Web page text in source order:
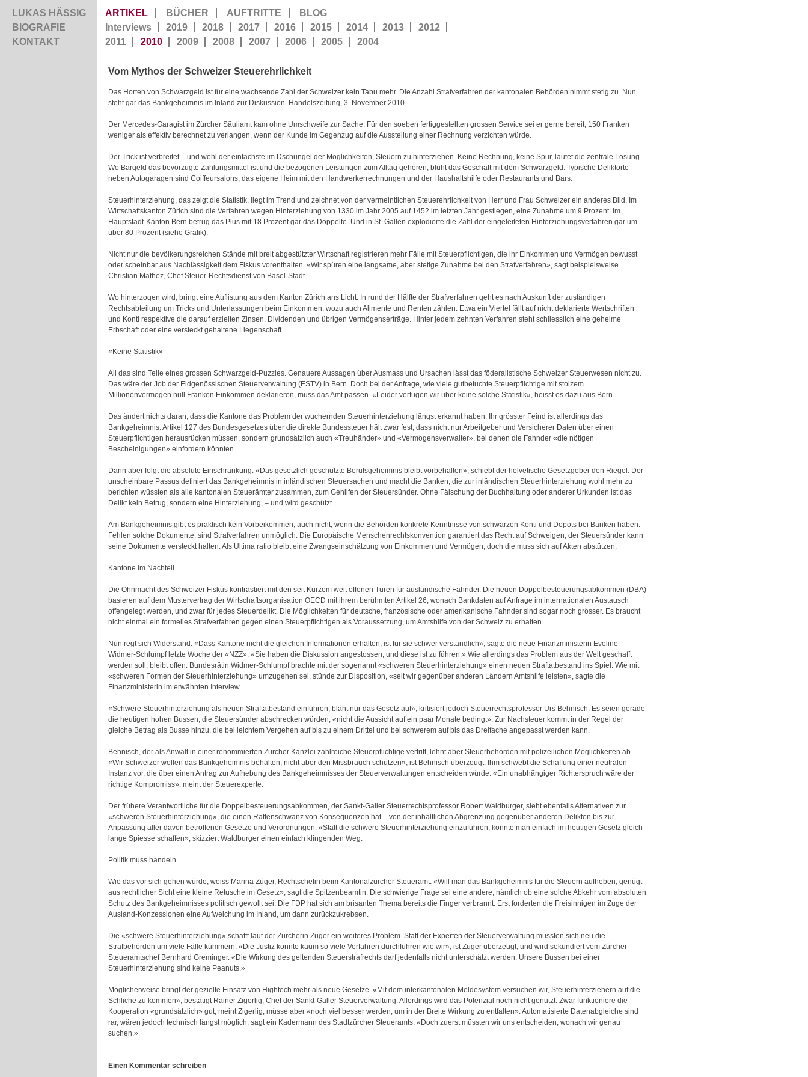
LUKAS HÄSSIG
BIOGRAFIE
KONTAKT
ARTIKEL BÜCHER AUFTRITTE
BLOG
Interviews
2019 2018 2017 2016 2015 2014 2013
2012
2011
2010 2009 2008 2007 2006 2005 2004
Vom Mythos der Schweizer Steuerehrlichkeit
Das Horten von Schwarzgeld ist für eine wachsende Zahl der Schweizer kein Tabu mehr. Die Anzahl Strafverfahren der kantonalen Behörden nimmt stetig zu. Nun
steht gar das Bankgeheimnis im Inland zur Diskussion. Handelszeitung, 3. November 2010
Der Mercedes-Garagist im Zürcher Säuliamt kam ohne Umschweife zur Sache. Für den soeben fertiggestellten grossen Service sei er gerne bereit, 150 Franken
weniger als effektiv berechnet zu verlangen, wenn der Kunde im Gegenzug auf die Ausstellung einer Rechnung verzichten würde.
Der Trick ist verbreitet – und wohl der einfachste im Dschungel der Möglichkeiten, Steuern zu hinterziehen. Keine Rechnung, keine Spur, lautet die zentrale Losung.
Wo Bargeld das bevorzugte Zahlungsmittel ist und die bezogenen Leistungen zum Alltag gehören, blüht das Geschäft mit dem Schwarzgeld. Typische Deliktorte
neben Autogaragen sind Coiffeursalons, das eigene Heim mit den Handwerkerrechnungen und der Haushaltshilfe oder Restaurants und Bars.
Steuerhinterziehung, das zeigt die Statistik, liegt im Trend und zeichnet von der vermeintlichen Steuerehrlichkeit von Herr und Frau Schweizer ein anderes Bild. Im
Wirtschaftskanton Zürich sind die Verfahren wegen Hinterziehung von 1330 im Jahr 2005 auf 1452 im letzten Jahr gestiegen, eine Zunahme um 9 Prozent. Im
Hauptstadt-Kanton Bern betrug das Plus mit 18 Prozent gar das Doppelte. Und in St. Gallen explodierte die Zahl der eingeleiteten Hinterziehungsverfahren gar um
über 80 Prozent (siehe Grafik).
Nicht nur die bevölkerungsreichen Stände mit breit abgestützter Wirtschaft registrieren mehr Fälle mit Steuerpflichtigen, die ihr Einkommen und Vermögen bewusst
oder scheinbar aus Nachlässigkeit dem Fiskus vorenthalten. «Wir spüren eine langsame, aber stetige Zunahme bei den Strafverfahren», sagt beispielsweise
Christian Mathez, Chef Steuer-Rechtsdienst von Basel-Stadt.
Wo hinterzogen wird, bringt eine Auflistung aus dem Kanton Zürich ans Licht. In rund der Hälfte der Strafverfahren geht es nach Auskunft der zuständigen
Rechtsabteilung um Tricks und Unterlassungen beim Einkommen, wozu auch Alimente und Renten zählen. Etwa ein Viertel fällt auf nicht deklarierte Wertschriften
und Konti respektive die darauf erzielten Zinsen, Dividenden und übrigen Vermögenserträge. Hinter jedem zehnten Verfahren steht schliesslich eine geheime
Erbschaft oder eine versteckt gehaltene Liegenschaft.
«Keine Statistik»
All das sind Teile eines grossen Schwarzgeld-Puzzles. Genauere Aussagen über Ausmass und Ursachen lässt das föderalistische Schweizer Steuerwesen nicht zu.
Das wäre der Job der Eidgenössischen Steuerverwaltung (ESTV) in Bern. Doch bei der Anfrage, wie viele gutbetuchte Steuerpflichtige mit stolzem
Millionenvermögen null Franken Einkommen deklarieren, muss das Amt passen. «Leider verfügen wir über keine solche Statistik», heisst es dazu aus Bern.
Das ändert nichts daran, dass die Kantone das Problem der wuchernden Steuerhinterziehung längst erkannt haben. Ihr grösster Feind ist allerdings das
Bankgeheimnis. Artikel 127 des Bundesgesetzes über die direkte Bundessteuer hält zwar fest, dass nicht nur Arbeitgeber und Versicherer Daten über einen
Steuerpflichtigen herausrücken müssen, sondern grundsätzlich auch «Treuhänder» und «Vermögensverwalter», bei denen die Fahnder «die nötigen
Bescheinigungen» einfordern könnten.
Dann aber folgt die absolute Einschränkung. «Das gesetzlich geschützte Berufsgeheimnis bleibt vorbehalten», schiebt der helvetische Gesetzgeber den Riegel. Der
unscheinbare Passus definiert das Bankgeheimnis in inländischen Steuersachen und macht die Banken, die zur inländischen Steuerhinterziehung wohl mehr zu
berichten wüssten als alle kantonalen Steuerämter zusammen, zum Gehilfen der Steuersünder. Ohne Fälschung der Buchhaltung oder anderer Urkunden ist das
Delikt kein Betrug, sondern eine Hinterziehung, – und wird geschützt.
Am Bankgeheimnis gibt es praktisch kein Vorbeikommen, auch nicht, wenn die Behörden konkrete Kenntnisse von schwarzen Konti und Depots bei Banken haben.
Fehlen solche Dokumente, sind Strafverfahren unmöglich. Die Europäische Menschenrechtskonvention garantiert das Recht auf Schweigen, der Steuersünder kann
seine Dokumente versteckt halten. Als Ultima ratio bleibt eine Zwangseinschätzung von Einkommen und Vermögen, doch die muss sich auf Akten abstützen.
Kantone im Nachteil
Die Ohnmacht des Schweizer Fiskus kontrastiert mit den seit Kurzem weit offenen Türen für ausländische Fahnder. Die neuen Doppelbesteuerungsabkommen (DBA)
basieren auf dem Mustervertrag der Wirtschaftsorganisation OECD mit ihrem berühmten Artikel 26, wonach Bankdaten auf Anfrage im internationalen Austausch
offengelegt werden, und zwar für jedes Steuerdelikt. Die Möglichkeiten für deutsche, französische oder amerikanische Fahnder sind sogar noch grösser. Es braucht
nicht einmal ein formelles Strafverfahren gegen einen Steuerpflichtigen als Voraussetzung, um Amtshilfe von der Schweiz zu erhalten.
Nun regt sich Widerstand. «Dass Kantone nicht die gleichen Informationen erhalten, ist für sie schwer verständlich», sagte die neue Finanzministerin Eveline
Widmer-Schlumpf letzte Woche der «NZZ». «Sie haben die Diskussion angestossen, und diese ist zu führen.» Wie allerdings das Problem aus der Welt geschafft
werden soll, bleibt offen. Bundesrätin Widmer-Schlumpf brachte mit der sogenannt «schweren Steuerhinterziehung» einen neuen Straftatbestand ins Spiel. Wie mit
«schweren Formen der Steuerhinterziehung» umzugehen sei, stünde zur Disposition, «seit wir gegenüber anderen Ländern Amtshilfe leisten», sagte die
Finanzministerin im erwähnten Interview.
«Schwere Steuerhinterziehung als neuen Straftatbestand einführen, bläht nur das Gesetz auf», kritisiert jedoch Steuerrechtsprofessor Urs Behnisch. Es seien gerade
die heutigen hohen Bussen, die Steuersünder abschrecken würden, «nicht die Aussicht auf ein paar Monate bedingt». Zur Nachsteuer kommt in der Regel der
gleiche Betrag als Busse hinzu, die bei leichtem Vergehen auf bis zu einem Drittel und bei schwerem auf bis das Dreifache angepasst werden kann.
Behnisch, der als Anwalt in einer renommierten Zürcher Kanzlei zahlreiche Steuerpflichtige vertritt, lehnt aber Steuerbehörden mit polizeilichen Möglichkeiten ab.
«Wir Schweizer wollen das Bankgeheimnis behalten, nicht aber den Missbrauch schützen», ist Behnisch überzeugt. Ihm schwebt die Schaffung einer neutralen
Instanz vor, die über einen Antrag zur Aufhebung des Bankgeheimnisses der Steuerverwaltungen entscheiden würde. «Ein unabhängiger Richterspruch wäre der
richtige Kompromiss», meint der Steuerexperte.
Der frühere Verantwortliche für die Doppelbesteuerungsabkommen, der Sankt-Galler Steuerrechtsprofessor Robert Waldburger, sieht ebenfalls Alternativen zur
«schweren Steuerhinterziehung», die einen Rattenschwanz von Konsequenzen hat – von der inhaltlichen Abgrenzung gegenüber anderen Delikten bis zur
Anpassung aller davon betroffenen Gesetze und Verordnungen. «Statt die schwere Steuerhinterziehung einzuführen, könnte man einfach im heutigen Gesetz gleich
lange Spiesse schaffen», skizziert Waldburger einen einfach klingenden Weg.
Politik muss handeln
Wie das vor sich gehen würde, weiss Marina Züger, Rechtschefin beim Kantonalzürcher Steueramt. «Will man das Bankgeheimnis für die Steuern aufheben, genügt
aus rechtlicher Sicht eine kleine Retusche im Gesetz», sagt die Spitzenbeamtin. Die schwierige Frage sei eine andere, nämlich ob eine solche Abkehr vom absoluten
Schutz des Bankgeheimnisses politisch gewollt sei. Die FDP hat sich am brisanten Thema bereits die Finger verbrannt. Erst forderten die Freisinnigen im Zuge der
Ausland-Konzessionen eine Aufweichung im Inland, um dann zurückzukrebsen.
Die «schwere Steuerhinterziehung» schafft laut der Zürcherin Züger ein weiteres Problem. Statt der Experten der Steuerverwaltung müssten sich neu die
Strafbehörden um viele Fälle kümmern. «Die Justiz könnte kaum so viele Verfahren durchführen wie wir», ist Züger überzeugt, und wird sekundiert vom Zürcher
Steueramtschef Bernhard Greminger. «Die Wirkung des geltenden Steuerstrafrechts darf jedenfalls nicht unterschätzt werden. Unsere Bussen bei einer
Steuerhinterziehung sind keine Peanuts.»
Möglicherweise bringt der gezielte Einsatz von Hightech mehr als neue Gesetze. «Mit dem interkantonalen Meldesystem versuchen wir, Steuerhinterziehern auf die
Schliche zu kommen», bestätigt Rainer Zigerlig, Chef der Sankt-Galler Steuerverwaltung. Allerdings wird das Potenzial noch nicht genutzt. Zwar funktioniere die
Kooperation «grundsätzlich» gut, meint Zigerlig, müsse aber «noch viel besser werden, um in der Breite Wirkung zu entfalten». Automatisierte Datenabgleiche sind
rar, wären jedoch technisch längst möglich, sagt ein Kadermann des Stadtzürcher Steueramts. «Doch zuerst müssten wir uns entscheiden, wonach wir genau
suchen.»
Einen Kommentar schreiben